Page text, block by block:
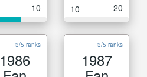
10 10 20
3/5 ranks
1986
3/5 ranks
1987